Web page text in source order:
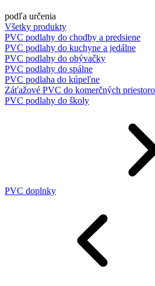
podľa určenia
Všetky produkty
PVC podlahy do chodby a predsiene
PVC podlahy do kuchyne a jedálne
PVC podlahy do obývačky
PVC podlahy do spálne
PVC podlaha do kúpeľne
Záťažové PVC do komerčných
PVC podlahy do školy
PVC doplnky